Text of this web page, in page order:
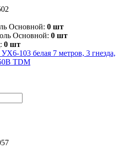
Основной: 0 шт
Основной: 0 шт
0 шт
103 белая 7 метров, 3 гнезда,
TDM